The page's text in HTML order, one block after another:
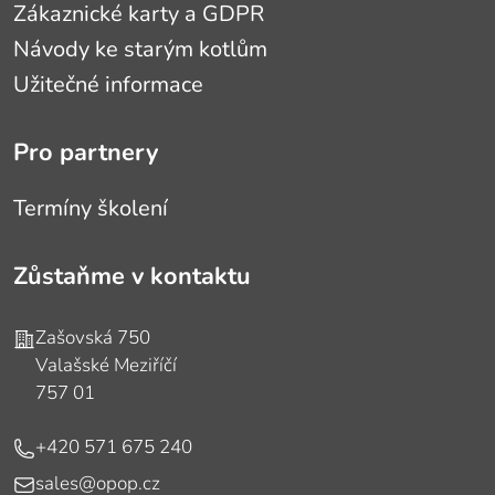
Zákaznické karty a GDPR
Návody ke starým kotlům
Užitečné informace
Pro partnery
Termíny školení
Zůstaňme v kontaktu
Adresa
Zašovská 750
Valašské Meziříčí
757 01
Telefon
+420 571 675 240
E-mail
sales@opop.cz